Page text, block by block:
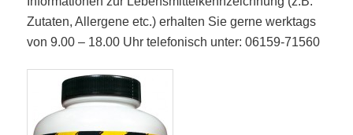
Zutaten, Allergene etc.) erhalten Sie gerne werktags
von 9.00 – 18.00 Uhr telefonisch unter: 06159-71560